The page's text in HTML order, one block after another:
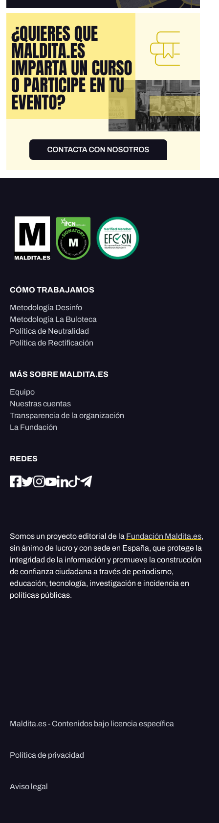
CÓMO TRABAJAMOS
Metodología Desinfo
Metodología La Buloteca
Política de Neutralidad
Política de Rectificación
MÁS SOBRE MALDITA.ES
Equipo
Nuestras cuentas
Transparencia de la organización
La Fundación
REDES
Somos un proyecto editorial de la Fundación Maldita.es,
sin ánimo de lucro y con sede en España, que protege la
integridad de la información y promueve la construcción
de confianza ciudadana a través de periodismo,
educación, tecnología, investigación e incidencia en
políticas públicas.
Maldita.es - Contenidos bajo licencia específica
Política de privacidad
Aviso legal